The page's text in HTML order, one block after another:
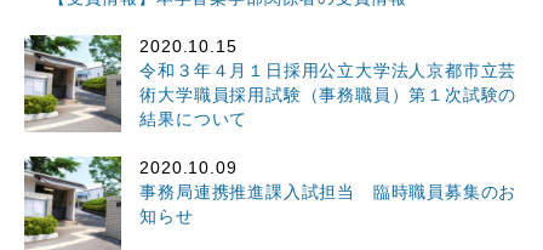
2020.10.15
令和３年４月１日採用公立大学法人京都市立芸
術大学職員採用試験（事務職員）第１次試験の
結果について
2020.10.09
事務局連携推進課入試担当 臨時職員募集のお
知らせ